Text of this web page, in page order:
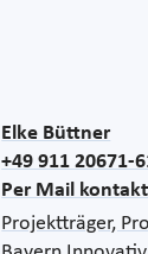
Elke Büttner
+49 911 20671-
Per Mail
Projektträger,